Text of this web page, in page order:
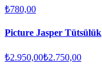
₺780,00
Picture Jasper Tütsülük
₺2.950,00₺2.750,00